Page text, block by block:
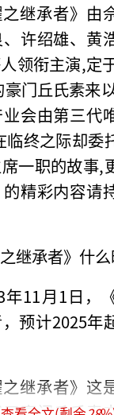
之继承者》由
许绍雄、黄
领衔主演,定
门丘氏素来
会由第三代
终之际却委
一职的故事,
精彩内容请
继承者》什
年11月1日，
预计2025年
之继承者》这